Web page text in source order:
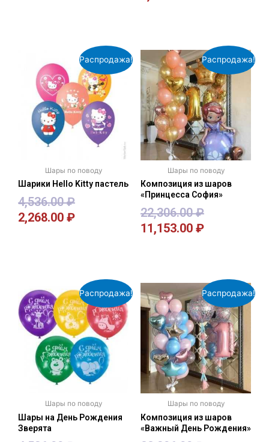
Распродажа!
Шары по поводу
Шарики Hello Kitty пастель
4,536.00₽
2,268.00 ₽
Распродажа!
Шары по поводу
Композиция из шаров
«Принцесса София»
22,306.00₽
11,153.00 ₽
Распродажа!
Шары по поводу
Шары на День Рождения
Зверята
Распродажа!
Шары по поводу
Композиция из шаров
«Важный День Рождения»